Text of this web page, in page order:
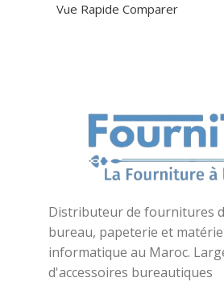
Vue Rapide Comparer
Distributeur de fournitures
bureau, papeterie et
informatique au Maroc.
d'accessoires bureautiques